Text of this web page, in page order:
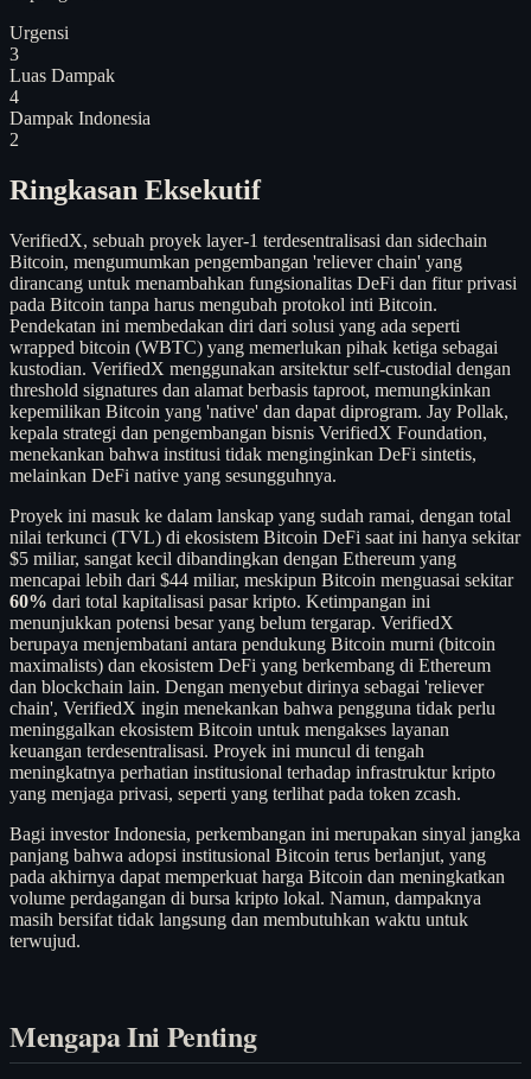
Urgensi
3
Luas Dampak
4
Dampak Indonesia
2
Ringkasan Eksekutif
VerifiedX, sebuah proyek layer-1 terdesentralisasi dan sidechain
Bitcoin, mengumumkan pengembangan 'reliever chain' yang
dirancang untuk menambahkan fungsionalitas DeFi dan fitur privasi
pada Bitcoin tanpa harus mengubah protokol inti Bitcoin.
Pendekatan ini membedakan diri dari solusi yang ada seperti
wrapped bitcoin (WBTC) yang memerlukan pihak ketiga sebagai
kustodian. VerifiedX menggunakan arsitektur self-custodial dengan
threshold signatures dan alamat berbasis taproot, memungkinkan
kepemilikan Bitcoin yang 'native' dan dapat diprogram. Jay Pollak,
kepala strategi dan pengembangan bisnis VerifiedX Foundation,
menekankan bahwa institusi tidak menginginkan DeFi sintetis,
melainkan DeFi native yang sesungguhnya.
Proyek ini masuk ke dalam lanskap yang sudah ramai, dengan total
nilai terkunci (TVL) di ekosistem Bitcoin DeFi saat ini hanya sekitar
$5 miliar, sangat kecil dibandingkan dengan Ethereum yang
mencapai lebih dari $44 miliar, meskipun Bitcoin menguasai sekitar
60% dari total kapitalisasi pasar kripto. Ketimpangan ini
menunjukkan potensi besar yang belum tergarap. VerifiedX
berupaya menjembatani antara pendukung Bitcoin murni (bitcoin
maximalists) dan ekosistem DeFi yang berkembang di Ethereum
dan blockchain lain. Dengan menyebut dirinya sebagai 'reliever
chain', VerifiedX ingin menekankan bahwa pengguna tidak perlu
meninggalkan ekosistem Bitcoin untuk mengakses layanan
keuangan terdesentralisasi. Proyek ini muncul di tengah
meningkatnya perhatian institusional terhadap infrastruktur kripto
yang menjaga privasi, seperti yang terlihat pada token zcash.
Bagi investor Indonesia, perkembangan ini merupakan sinyal jangka
panjang bahwa adopsi institusional Bitcoin terus berlanjut, yang
pada akhirnya dapat memperkuat harga Bitcoin dan meningkatkan
volume perdagangan di bursa kripto lokal. Namun, dampaknya
masih bersifat tidak langsung dan membutuhkan waktu untuk
terwujud.
Mengapa Ini Penting